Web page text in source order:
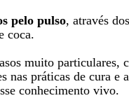
pelo pulso, através
coca.
muito particulares,
nas práticas de cura e
conhecimento vivo.